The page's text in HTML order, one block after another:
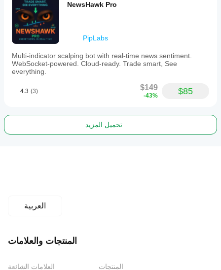
NewsHawk Pro
PipLabs
Multi-indicator scalping bot with real-time news sentiment.
WebSocket-powered. Cloud-ready. Trade smart, See
everything.
4.3 (3) $149
-43% $85
تحميل المزيد
العربية
المنتجات والعلامات
العلامات الشائعة
المنتجات